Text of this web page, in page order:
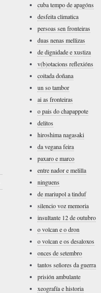
cuba tempo de apagóns
desfeita climatica
persoas sen fronteiras
duas nenas mellizas
de dignidade e xustiza
v(b)otacions reflexións
coitada doñana
un so tambor
ai as fronteiras
o pais do chapappote
delitos
hiroshima nagasaki
da vegana feira
paxaro e marco
entre nador e melilla
ninguens
de mariupol a tinduf
silencio voz memoria
insultante 12 de outubro
o volcan e o dron
o volcan e os desaloxos
onces de setembro
tantos señores da guerra
prisión ambulante
xeografía e historia